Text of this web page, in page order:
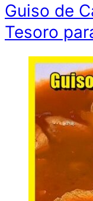
Guiso de
Tesoro